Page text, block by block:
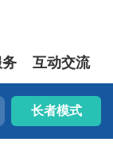
互动交流
长者模式